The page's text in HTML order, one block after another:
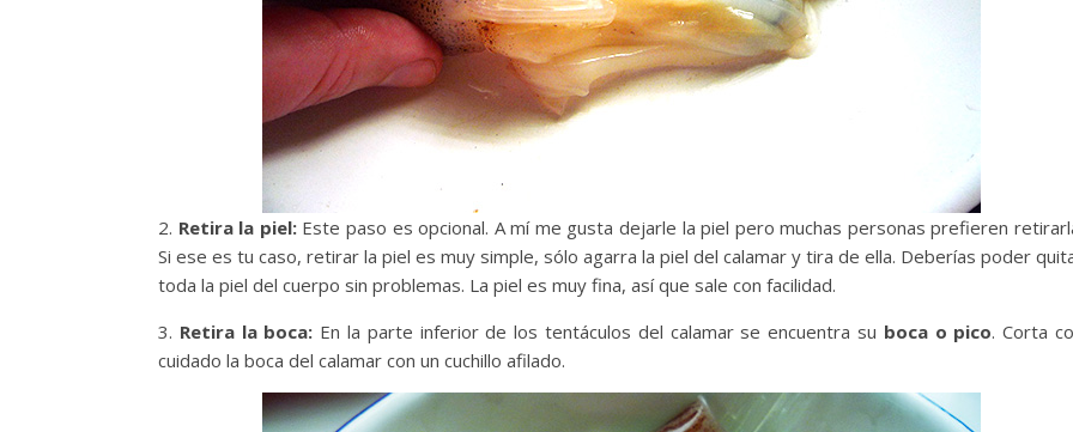
2. Retira la piel:Este paso es opcional. A mí me gusta dejarle la piel pero muchas personas prefieren
Si ese es tu caso, retirar la piel es muy simple, sólo agarra la piel del calamar y tira de ella. Deberías poder
toda la piel del cuerpo sin problemas. La piel es muy fina, así que sale con facilidad.
3. Retira la boca: En la parte inferior de los tentáculos del calamar se encuentra su boca o pico. Corta
cuidado la boca del calamar con un cuchillo afilado.